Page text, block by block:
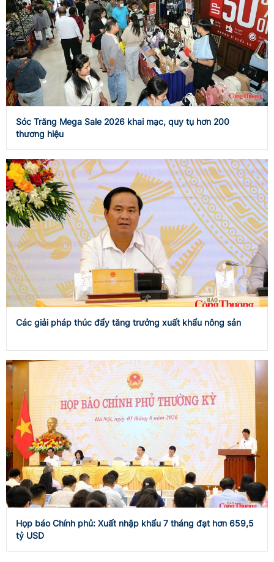
Sóc Trăng Mega Sale 2026 khai mạc, quy tụ hơn 200
thương hiệu
Các giải pháp thúc đẩy tăng trưởng xuất khẩu nông sản
Họp báo Chính phủ: Xuất nhập khẩu 7 tháng đạt hơn 659,5
tỷ USD